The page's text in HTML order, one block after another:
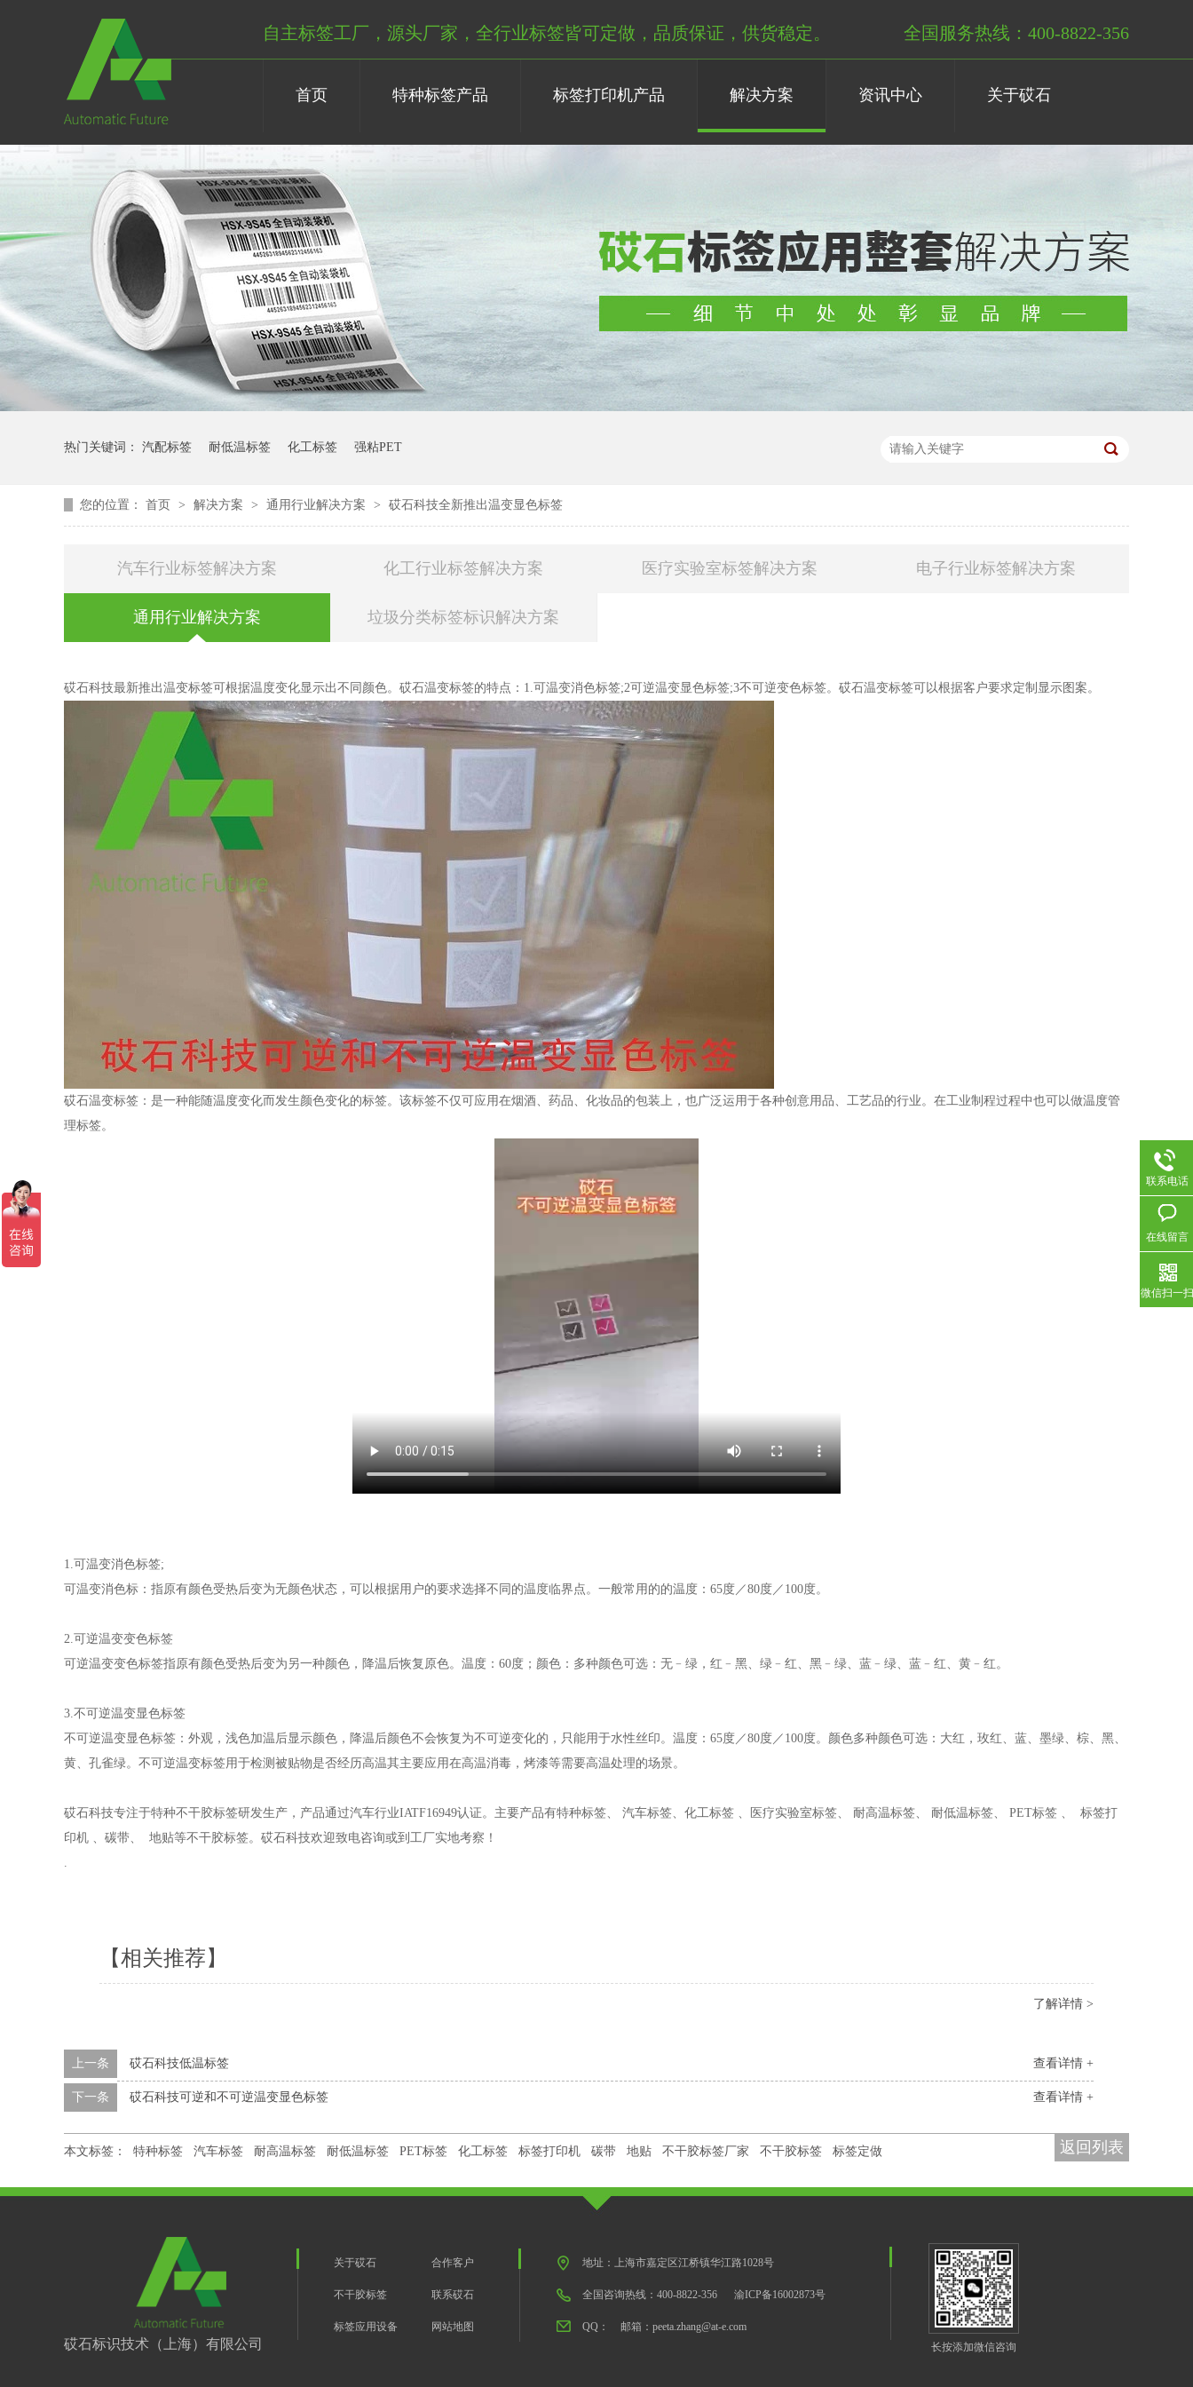
自主标签工厂，源头厂家，全行业标签皆可定做，品质保证，供货稳定。 全国服务热线：400-8822-356
首页 特种标签产品 标签打印机产品 解决方案 资讯中心 关于砹石
热门关键词： 汽配标签 耐低温标签 化工标签 强粘PET
您的位置： 首页 > 解决方案 > 通用行业解决方案 > 砹石科技全新推出温变显色标签
汽车行业标签解决方案 化工行业标签解决方案 医疗实验室标签解决方案 电子行业标签解决方案
通用行业解决方案 垃圾分类标签标识解决方案
砹石科技最新推出温变标签可根据温度变化显示出不同颜色。砹石温变标签的特点：1.可温变消色标签;2可逆温变显色标签;3不可逆变色标签。砹石温变标签可以根据客户要求定制显示图案。
砹石温变标签：是一种能随温度变化而发生颜色变化的标签。该标签不仅可应用在烟酒、药品、化妆品的包装上，也广泛运用于各种创意用品、工艺品的行业。在工业制程过程中也可以做温度管
理标签。
1.可温变消色标签;
可温变消色标：指原有颜色受热后变为无颜色状态，可以根据用户的要求选择不同的温度临界点。一般常用的的温度：65度／80度／100度。
2.可逆温变变色标签
可逆温变变色标签指原有颜色受热后变为另一种颜色，降温后恢复原色。温度：60度；颜色：多种颜色可选：无﹣绿，红﹣黑、绿﹣红、黑﹣绿、蓝﹣绿、蓝﹣红、黄﹣红。
3.不可逆温变显色标签
不可逆温变显色标签：外观，浅色加温后显示颜色，降温后颜色不会恢复为不可逆变化的，只能用于水性丝印。温度：65度／80度／100度。颜色多种颜色可选：大红，玫红、蓝、墨绿、棕、黑、
黄、孔雀绿。不可逆温变标签用于检测被贴物是否经历高温其主要应用在高温消毒，烤漆等需要高温处理的场景。
砹石科技专注于特种不干胶标签研发生产，产品通过汽车行业IATF16949认证。主要产品有特种标签、 汽车标签、化工标签 、医疗实验室标签、 耐高温标签、 耐低温标签、 PET标签 、 标签打
印机 、碳带、 地贴等不干胶标签。砹石科技欢迎致电咨询或到工厂实地考察！
.
【相关推荐】
了解详情 >
查看详情 +
上一条 砹石科技低温标签
查看详情 +
下一条 砹石科技可逆和不可逆温变显色标签
返回列表
本文标签： 特种标签 汽车标签 耐高温标签 耐低温标签 PET标签 化工标签 标签打印机 碳带 地贴 不干胶标签厂家 不干胶标签 标签定做
砹石标识技术（上海）有限公司
关于砹石 合作客户
不干胶标签 联系砹石
标签应用设备 网站地图
地址：上海市嘉定区江桥镇华江路1028号
全国咨询热线：400-8822-356 渝ICP备16002873号
QQ：
邮箱：peeta.zhang@at-e.com
长按添加微信咨询
联系电话
在线留言
微信扫一扫